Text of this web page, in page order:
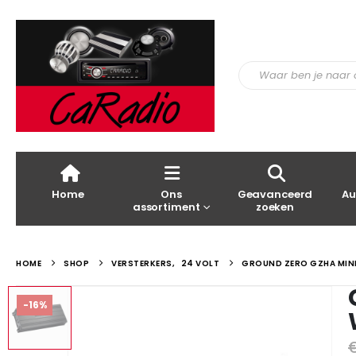
Home
Ons
assortiment
Geavanceerd
zoeken
HOME SHOP VERSTERKERS, 24 VOLT GROUND ZERO GZHA
-16%